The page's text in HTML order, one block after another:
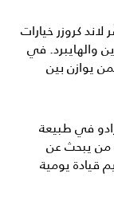
لاند كروزر خيارات
والهايبرد. في
يوازن بين
في طبيعة
من يبحث عن
قيادة يومية